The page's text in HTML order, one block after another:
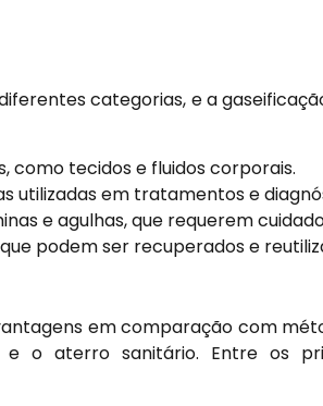
categorias, e a
como tecidos e fluidos corporais.
utilizadas em tratamentos e
e agulhas, que requerem
podem ser recuperados e
em comparação com
o aterro sanitário. Entre os